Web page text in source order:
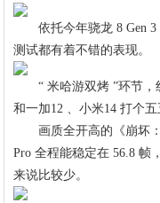
依托今年骁龙 8 Gen 3
测试都有着不错的表现。
“ 米哈游双烤 ”环节，
和一加12 、小米14 打个五
画质全开高的《崩坏：
Pro 全程能稳定在 56.8 帧
来说比较少。